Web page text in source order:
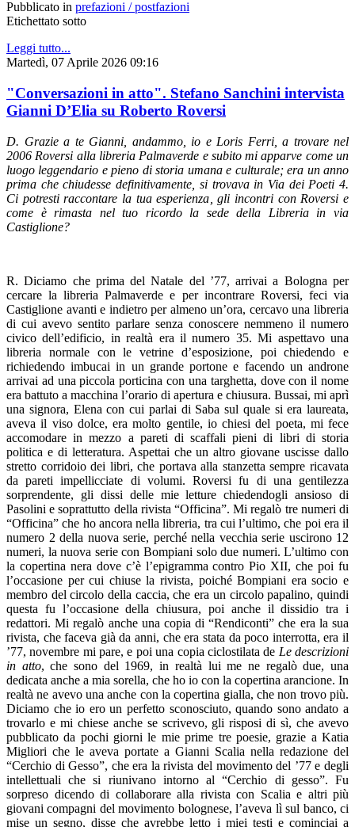
Pubblicato in prefazioni / postfazioni
Etichettato sotto
Leggi tutto...
Martedì, 07 Aprile 2026 09:16
"Conversazioni in atto". Stefano Sanchini intervista
Gianni D’Elia su Roberto Roversi
D. Grazie a te Gianni, andammo, io e Loris Ferri, a trovare nel
2006 Roversi alla libreria Palmaverde e subito mi apparve come un
luogo leggendario e pieno di storia umana e culturale; era un anno
prima che chiudesse definitivamente, si trovava in Via dei Poeti 4.
Ci potresti raccontare la tua esperienza, gli incontri con Roversi e
come è rimasta nel tuo ricordo la sede della Libreria in via
Castiglione?
R. Diciamo che prima del Natale del ’77, arrivai a Bologna per
cercare la libreria Palmaverde e per incontrare Roversi, feci via
Castiglione avanti e indietro per almeno un’ora, cercavo una libreria
di cui avevo sentito parlare senza conoscere nemmeno il numero
civico dell’edificio, in realtà era il numero 35. Mi aspettavo una
libreria normale con le vetrine d’esposizione, poi chiedendo e
richiedendo imbucai in un grande portone e facendo un androne
arrivai ad una piccola porticina con una targhetta, dove con il nome
era battuto a macchina l’orario di apertura e chiusura. Bussai, mi aprì
una signora, Elena con cui parlai di Saba sul quale si era laureata,
aveva il viso dolce, era molto gentile, io chiesi del poeta, mi fece
accomodare in mezzo a pareti di scaffali pieni di libri di storia
politica e di letteratura. Aspettai che un altro giovane uscisse dallo
stretto corridoio dei libri, che portava alla stanzetta sempre ricavata
da pareti impellicciate di volumi. Roversi fu di una gentilezza
sorprendente, gli dissi delle mie letture chiedendogli ansioso di
Pasolini e soprattutto della rivista “Officina”. Mi regalò tre numeri di
“Officina” che ho ancora nella libreria, tra cui l’ultimo, che poi era il
numero 2 della nuova serie, perché nella vecchia serie uscirono 12
numeri, la nuova serie con Bompiani solo due numeri. L’ultimo con
la copertina nera dove c’è l’epigramma contro Pio XII, che poi fu
l’occasione per cui chiuse la rivista, poiché Bompiani era socio e
membro del circolo della caccia, che era un circolo papalino, quindi
questa fu l’occasione della chiusura, poi anche il dissidio tra i
redattori. Mi regalò anche una copia di “Rendiconti” che era la sua
rivista, che faceva già da anni, che era stata da poco interrotta, era il
’77, novembre mi pare, e poi una copia ciclostilata de Le descrizioni
in atto, che sono del 1969, in realtà lui me ne regalò due, una
dedicata anche a mia sorella, che ho io con la copertina arancione. In
realtà ne avevo una anche con la copertina gialla, che non trovo più.
Diciamo che io ero un perfetto sconosciuto, quando sono andato a
trovarlo e mi chiese anche se scrivevo, gli risposi di sì, che avevo
pubblicato da pochi giorni le mie prime tre poesie, grazie a Katia
Migliori che le aveva portate a Gianni Scalia nella redazione del
“Cerchio di Gesso”, che era la rivista del movimento del ’77 e degli
intellettuali che si riunivano intorno al “Cerchio di gesso”. Fu
sorpreso dicendo di collaborare alla rivista con Scalia e altri più
giovani compagni del movimento bolognese, l’aveva lì sul banco, ci
mise un segno, disse che avrebbe letto i miei testi e cominciai a